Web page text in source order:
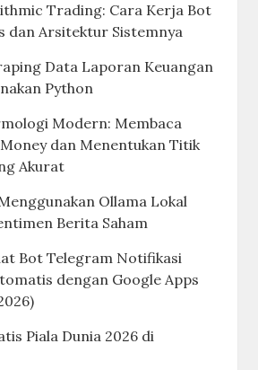
Trading: Cara Kerja Bot
dan Arsitektur Sistemnya
Data Laporan Keuangan
Python
Modern: Membaca
dan Menentukan Titik
Akurat
Ollama Lokal
Berita Saham
Bot Telegram Notifikasi
dengan Google Apps
Piala Dunia 2026 di